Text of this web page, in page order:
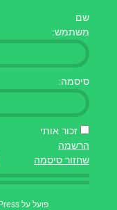
שם
משתמש:
סיסמה:
זכור אותי
הרשמה
שחזור סיסמה
פועל על WordPress